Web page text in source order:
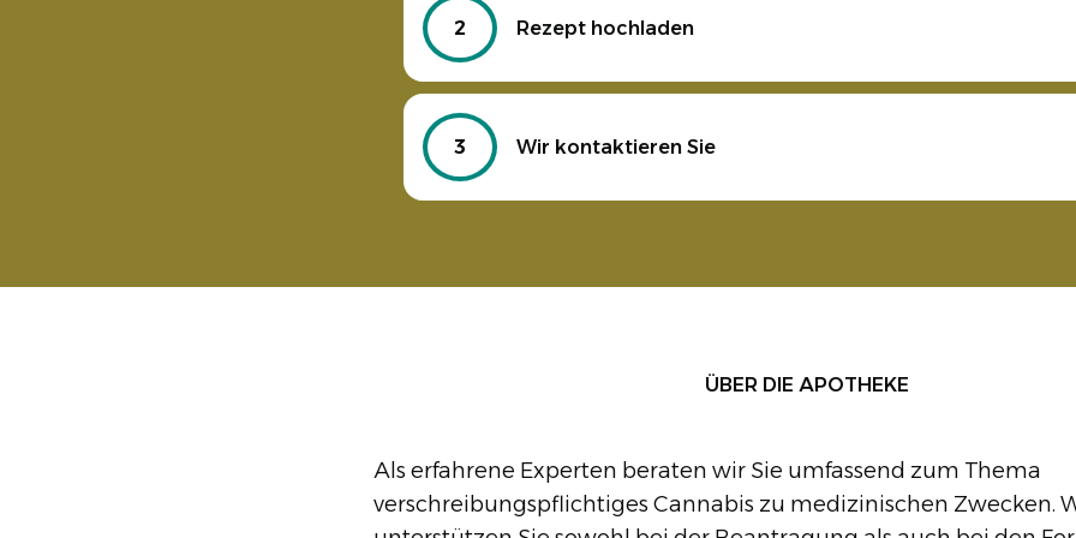
2 Rezept hochladen
3 Wir kontaktieren Sie
ÜBER DIE APOTHEKE
Als erfahrene Experten beraten wir Sie umfassend zum Thema
verschreibungspflichtiges Cannabis zu medizinischen Zwecken.